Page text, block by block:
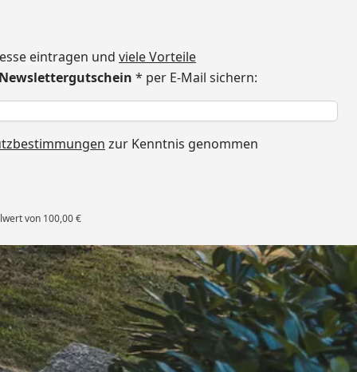
eintragen und viele Vorteile
* per E-Mail sichern:
zur Kenntnis genommen
von 100,00 €